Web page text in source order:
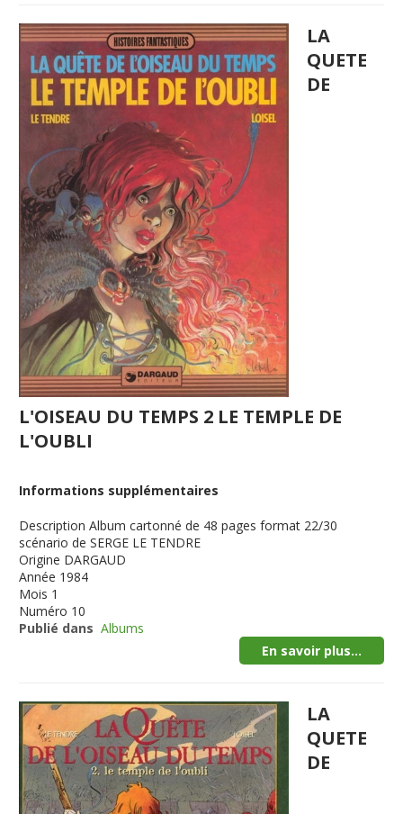
LA
QUETE
DE
L'OISEAU DU TEMPS 2 LE TEMPLE DE
L'OUBLI
Informations supplémentaires
Description Album cartonné de 48 pages format 22/30
scénario de SERGE LE TENDRE
Origine DARGAUD
Année 1984
Mois 1
Numéro 10
Publié dans Albums
En savoir plus...
LA
QUETE
DE